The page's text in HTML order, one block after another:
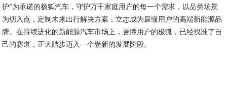
护”为承诺的极狐汽车，守护万千家庭用户的每一个需求，以品类场景
为切入点，定制未来出行解决方案，立志成为最懂用户的高端新能源品
牌。在持续进化的新能源汽车市场上，更懂用户的极狐，已经找准了自
己的赛道，正大踏步迈入一个崭新的发展阶段。